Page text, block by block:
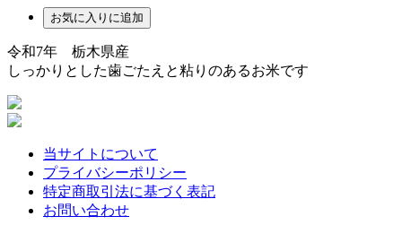
お気に入りに追加
令和7年 栃木県産
しっかりとした歯ごたえと粘りのあるお米です
当サイトについて
プライバシーポリシー
特定商取引法に基づく表記
お問い合わせ